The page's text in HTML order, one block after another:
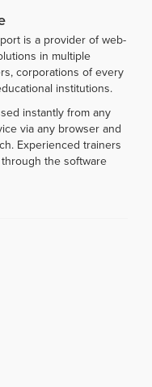
is a provider of web-
in multiple
corporations of every
institutions.
instantly from any
via any browser and
Experienced trainers
the software